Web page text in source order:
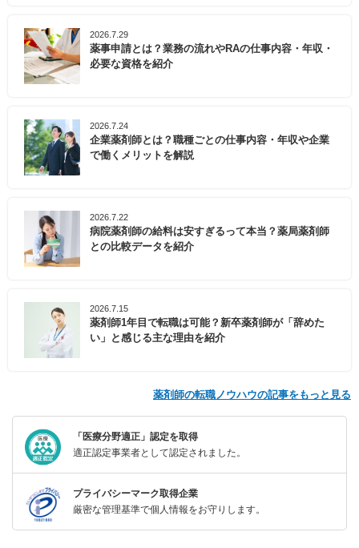
2026.7.29
薬事申請とは？業務の流れやRAの仕事内容・年収・
必要な資格を紹介
2026.7.24
企業薬剤師とは？職種ごとの仕事内容・年収や企業
で働くメリットを解説
2026.7.22
病院薬剤師の給料は安すぎるって本当？薬局薬剤師
との比較データを紹介
2026.7.15
薬剤師1年目で転職は可能？新卒薬剤師が「辞めた
い」と感じる主な理由を紹介
薬剤師の転職ノウハウの記事をもっと見る
「医療分野適正」認定を取得
適正認定事業者として認定されました。
プライバシーマーク取得企業
厳密な管理基準で個人情報をお守りします。